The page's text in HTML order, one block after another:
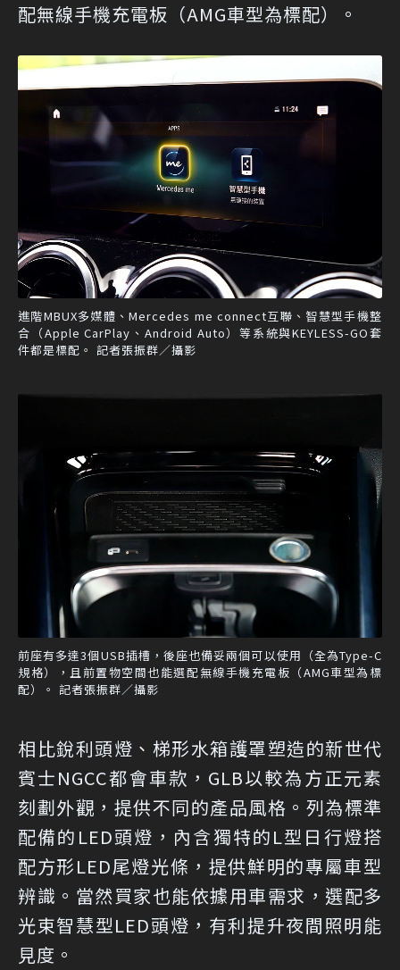
配無線手機充電板（AMG車型為標配）。
進階MBUX多媒體、Mercedes me connect互聯、智慧型手機整
合（Apple CarPlay、Android Auto）等系統與KEYLESS-GO套
件都是標配。 記者張振群／攝影
前座有多達3個USB插槽，後座也備妥兩個可以使用（全為Type-C
規格），且前置物空間也能選配無線手機充電板（AMG車型為標
配）。 記者張振群／攝影
相比銳利頭燈、梯形水箱護罩塑造的新世代
賓士NGCC都會車款，GLB以較為方正元素
刻劃外觀，提供不同的產品風格。列為標準
配備的LED頭燈，內含獨特的L型日行燈搭
配方形LED尾燈光條，提供鮮明的專屬車型
辨識。當然買家也能依據用車需求，選配多
光束智慧型LED頭燈，有利提升夜間照明能
見度。